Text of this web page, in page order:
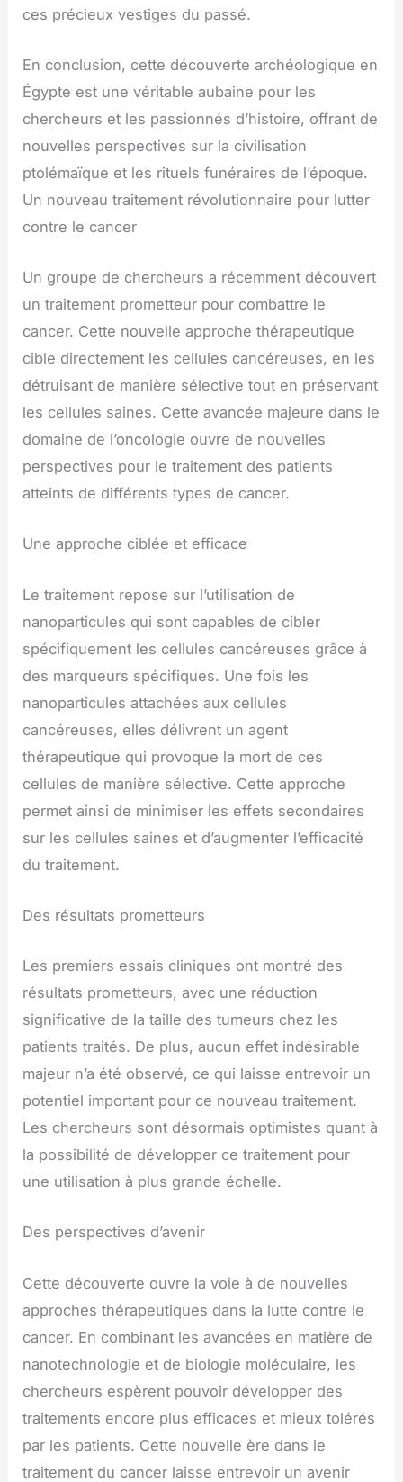
ces précieux vestiges du passé.
En conclusion, cette découverte archéologique en
Égypte est une véritable aubaine pour les
chercheurs et les passionnés d’histoire, offrant de
nouvelles perspectives sur la civilisation
ptolémaïque et les rituels funéraires de l’époque.
Un nouveau traitement révolutionnaire pour lutter
contre le cancer
Un groupe de chercheurs a récemment découvert
un traitement prometteur pour combattre le
cancer. Cette nouvelle approche thérapeutique
cible directement les cellules cancéreuses, en les
détruisant de manière sélective tout en préservant
les cellules saines. Cette avancée majeure dans le
domaine de l’oncologie ouvre de nouvelles
perspectives pour le traitement des patients
atteints de différents types de cancer.
Une approche ciblée et efficace
Le traitement repose sur l’utilisation de
nanoparticules qui sont capables de cibler
spécifiquement les cellules cancéreuses grâce à
des marqueurs spécifiques. Une fois les
nanoparticules attachées aux cellules
cancéreuses, elles délivrent un agent
thérapeutique qui provoque la mort de ces
cellules de manière sélective. Cette approche
permet ainsi de minimiser les effets secondaires
sur les cellules saines et d’augmenter l’efficacité
du traitement.
Des résultats prometteurs
Les premiers essais cliniques ont montré des
résultats prometteurs, avec une réduction
significative de la taille des tumeurs chez les
patients traités. De plus, aucun effet indésirable
majeur n’a été observé, ce qui laisse entrevoir un
potentiel important pour ce nouveau traitement.
Les chercheurs sont désormais optimistes quant à
la possibilité de développer ce traitement pour
une utilisation à plus grande échelle.
Des perspectives d’avenir
Cette découverte ouvre la voie à de nouvelles
approches thérapeutiques dans la lutte contre le
cancer. En combinant les avancées en matière de
nanotechnologie et de biologie moléculaire, les
chercheurs espèrent pouvoir développer des
traitements encore plus efficaces et mieux tolérés
par les patients. Cette nouvelle ère dans le
traitement du cancer laisse entrevoir un avenir